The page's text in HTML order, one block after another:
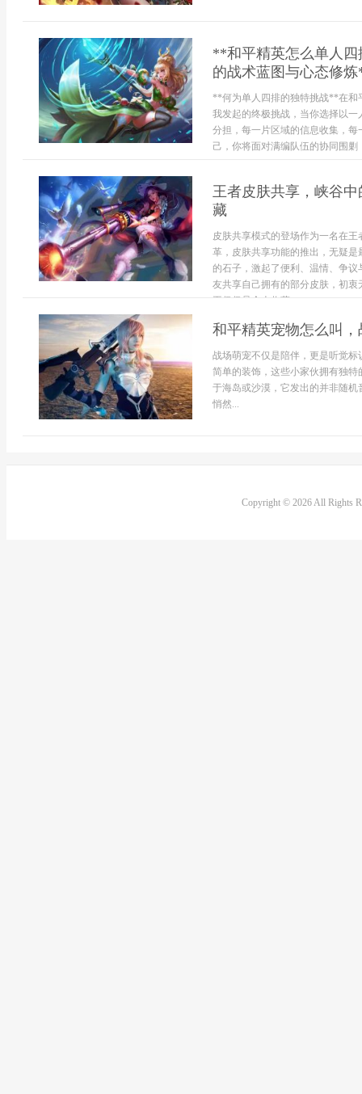
**和平精英怎么单人
的战术蓝图与心态修
**何为单人四排的独特挑战**在和
我发起的终极挑战，当你选择以
分担，每一片区域的信息收集，
己，你将面对满编队伍的协同围
王者皮肤共享，峡谷
藏
皮肤共享模式的登场作为一名在
革，皮肤共享功能的推出，无疑
的石子，激起了便利、温情、争
友共享自己拥有的部分皮肤，初
再仅仅是个人收藏...
和平精英宠物怎么叫
战场萌宠不仅是陪伴，更是听觉
简单的装饰，这些小家伙拥有独
于海岛或沙漠，它发出的并非随
悄然...
Copyright © 2026 All Rights